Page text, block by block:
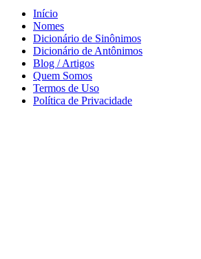
Início
Nomes
Dicionário de Sinônimos
Dicionário de Antônimos
Blog / Artigos
Quem Somos
Termos de Uso
Política de Privacidade